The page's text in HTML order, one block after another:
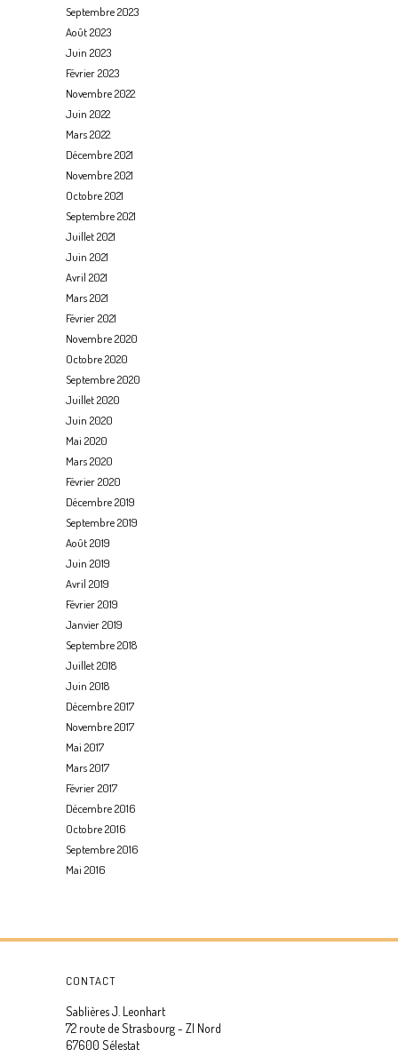
Septembre 2023
Août 2023
Juin 2023
Février 2023
Novembre 2022
Juin 2022
Mars 2022
Décembre 2021
Novembre 2021
Octobre 2021
Septembre 2021
Juillet 2021
Juin 2021
Avril 2021
Mars 2021
Février 2021
Novembre 2020
Octobre 2020
Septembre 2020
Juillet 2020
Juin 2020
Mai 2020
Mars 2020
Février 2020
Décembre 2019
Septembre 2019
Août 2019
Juin 2019
Avril 2019
Février 2019
Janvier 2019
Septembre 2018
Juillet 2018
Juin 2018
Décembre 2017
Novembre 2017
Mai 2017
Mars 2017
Février 2017
Décembre 2016
Octobre 2016
Septembre 2016
Mai 2016
CONTACT
Sablières J. Leonhart
72 route de Strasbourg - ZI Nord
67600 Sélestat